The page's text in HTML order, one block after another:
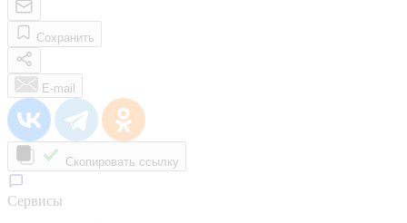
Сохранить
E-mail
Скопировать ссылку
Сервисы